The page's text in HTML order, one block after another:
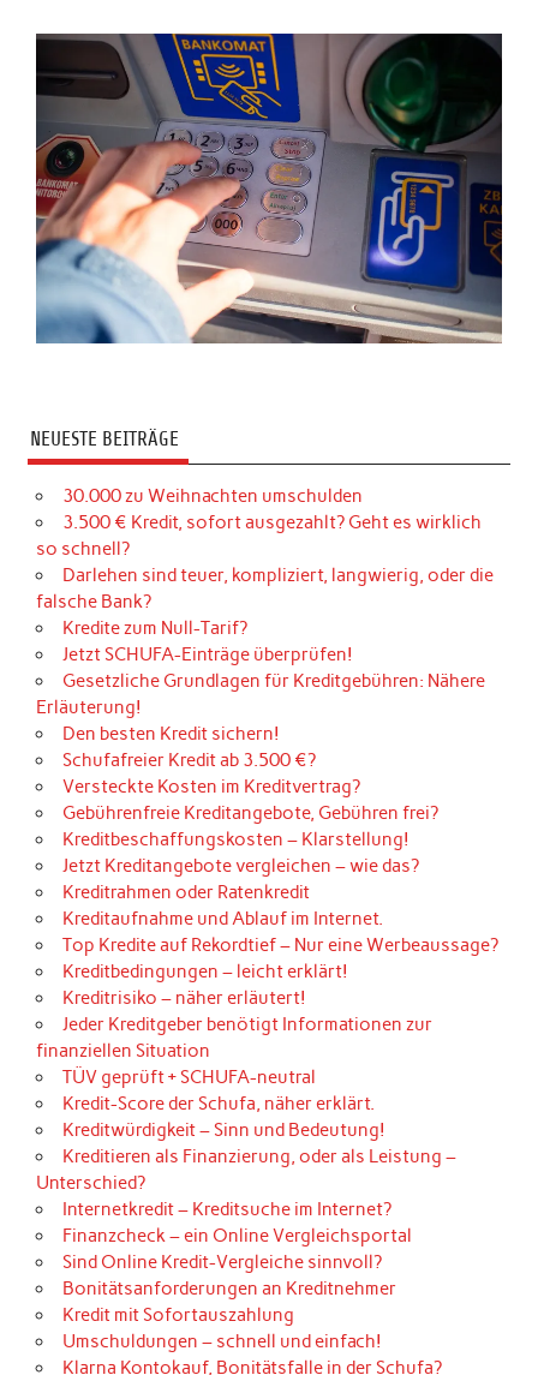
NEUESTE BEITRÄGE
30.000 zu Weihnachten umschulden
3.500 € Kredit, sofort ausgezahlt? Geht es wirklich
so schnell?
Darlehen sind teuer, kompliziert, langwierig, oder die
falsche Bank?
Kredite zum Null-Tarif?
Jetzt SCHUFA-Einträge überprüfen!
Gesetzliche Grundlagen für Kreditgebühren: Nähere
Erläuterung!
Den besten Kredit sichern!
Schufafreier Kredit ab 3.500 €?
Versteckte Kosten im Kreditvertrag?
Gebührenfreie Kreditangebote, Gebühren frei?
Kreditbeschaffungskosten – Klarstellung!
Jetzt Kreditangebote vergleichen – wie das?
Kreditrahmen oder Ratenkredit
Kreditaufnahme und Ablauf im Internet.
Top Kredite auf Rekordtief – Nur eine Werbeaussage?
Kreditbedingungen – leicht erklärt!
Kreditrisiko – näher erläutert!
Jeder Kreditgeber benötigt Informationen zur
finanziellen Situation
TÜV geprüft + SCHUFA-neutral
Kredit-Score der Schufa, näher erklärt.
Kreditwürdigkeit – Sinn und Bedeutung!
Kreditieren als Finanzierung, oder als Leistung –
Unterschied?
Internetkredit – Kreditsuche im Internet?
Finanzcheck – ein Online Vergleichsportal
Sind Online Kredit-Vergleiche sinnvoll?
Bonitätsanforderungen an Kreditnehmer
Kredit mit Sofortauszahlung
Umschuldungen – schnell und einfach!
Klarna Kontokauf, Bonitätsfalle in der Schufa?